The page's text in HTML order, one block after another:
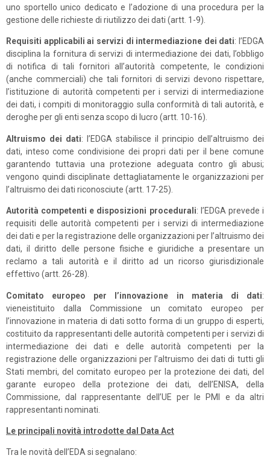
uno sportello unico dedicato e l’adozione di una procedura per la
gestione delle richieste di riutilizzo dei dati (artt. 1-9).
Requisiti applicabili ai servizi di intermediazione dei dati: l’EDGA
disciplina la fornitura di servizi di intermediazione dei dati, l’obbligo
di notifica di tali fornitori all’autorità competente, le condizioni
(anche commerciali) che tali fornitori di servizi devono rispettare,
l’istituzione di autorità competenti per i servizi di intermediazione
dei dati, i compiti di monitoraggio sulla conformità di tali autorità, e
deroghe per gli enti senza scopo di lucro (artt. 10-16).
Altruismo dei dati: l’EDGA stabilisce il principio dell’altruismo dei
dati, inteso come condivisione dei propri dati per il bene comune
garantendo tuttavia una protezione adeguata contro gli abusi;
vengono quindi disciplinate dettagliatamente le organizzazioni per
l’altruismo dei dati riconosciute (artt. 17-25).
Autorità competenti e disposizioni procedurali: l’EDGA prevede i
requisiti delle autorità competenti per i servizi di intermediazione
dei dati e per la registrazione delle organizzazioni per l’altruismo dei
dati, il diritto delle persone fisiche e giuridiche a presentare un
reclamo a tali autorità e il diritto ad un ricorso giurisdizionale
effettivo (artt. 26-28).
Comitato europeo per l’innovazione in materia di dati:
vieneistituito dalla Commissione un comitato europeo per
l’innovazione in materia di dati sotto forma di un gruppo di esperti,
costituito da rappresentanti delle autorità competenti per i servizi di
intermediazione dei dati e delle autorità competenti per la
registrazione delle organizzazioni per l’altruismo dei dati di tutti gli
Stati membri, del comitato europeo per la protezione dei dati, del
garante europeo della protezione dei dati, dell’ENISA, della
Commissione, dal rappresentante dell’UE per le PMI e da altri
rappresentanti nominati.
Le principali novità introdotte dal Data Act
Tra le novità dell’EDA si segnalano: